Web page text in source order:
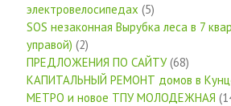
электровелосипедах (5)
SOS незаконная Вырубка леса в 7
управой) (2)
ПРЕДЛОЖЕНИЯ ПО САЙТУ(68)
КАПИТАЛЬНЫЙ РЕМОНТ домов в
МЕТРО и новое ТПУ МОЛОДЕЖНАЯ